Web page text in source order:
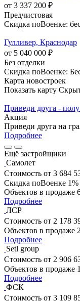
от 3 337 200 ₽
Предчистовая
Скидка поВоенке:
Гулливер, Краснодар
от 5 040 000 ₽
Без отделки
Скидка поВоенке:
Карта новостроек
Показать карту
Приведи друга -
Акция
Приведи друга на
Подробнее
Ещё застройщики
Самолет
Стоимость от 3 684
Скидка поВоенке
Объектов в продаже
Подробнее
ЛСР
Стоимость от 2 178
Объектов в продаже
Подробнее
Setl group
Стоимость от 2 906
Объектов в продаже
Подробнее
ФСК
Стоимость от 3 109